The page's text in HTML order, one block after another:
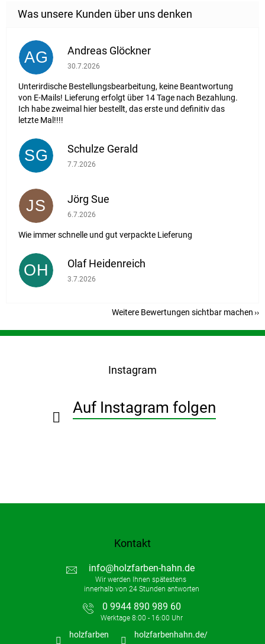
AG Andreas Glöckner
Die Shop-Bewertung beträgt 1 von 5 Sternen.
30.7.2026
Unterirdische Bestellungsbearbeitung, keine Beantwortung
von E-Mails! Lieferung erfolgt über 14 Tage nach Bezahlung.
Ich habe zweimal hier bestellt, das erste und definitiv das
letzte Mal!!!!
SG Schulze Gerald
Die Shop-Bewertung beträgt 5 von 5 Sternen.
7.7.2026
JS Jörg Sue
Die Shop-Bewertung beträgt 5 von 5 Sternen.
6.7.2026
Wie immer schnelle und gut verpackte Lieferung
OH Olaf Heidenreich
Die Shop-Bewertung beträgt 5 von 5 Sternen.
3.7.2026
Weitere Bewertungen sichtbar machen
F
Instagram
Auf Instagram folgen
Kontakt
info@holzfarben-hahn.de
0 9944 890 989 60
holzfarben holzfarbenhahn.de/